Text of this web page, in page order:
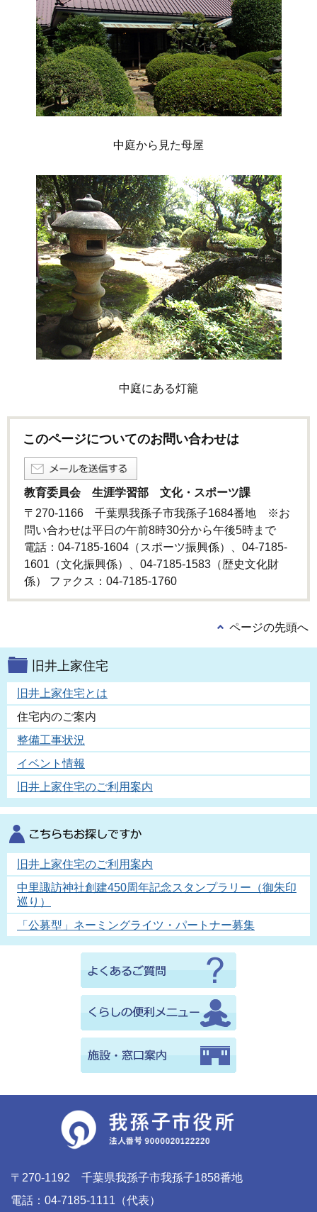
中庭から見た母屋
中庭にある灯籠
このページについてのお問い合わせは
教育委員会 生涯学習部 文化・スポーツ課
〒270-1166 千葉県我孫子市我孫子1684番地 ※お
問い合わせは平日の午前8時30分から午後5時まで
電話：04-7185-1604（スポーツ振興係）、04-7185-
1601（文化振興係）、04-7185-1583（歴史文化財
係） ファクス：04-7185-1760
ページの先頭へ
旧井上家住宅
旧井上家住宅とは
住宅内のご案内
整備工事状況
イベント情報
旧井上家住宅のご利用案内
旧井上家住宅のご利用案内
中里諏訪神社創建450周年記念スタンプラリー（御朱印
巡り）
「公募型」ネーミングライツ・パートナー募集
〒270-1192 千葉県我孫子市我孫子1858番地
電話：04-7185-1111（代表）